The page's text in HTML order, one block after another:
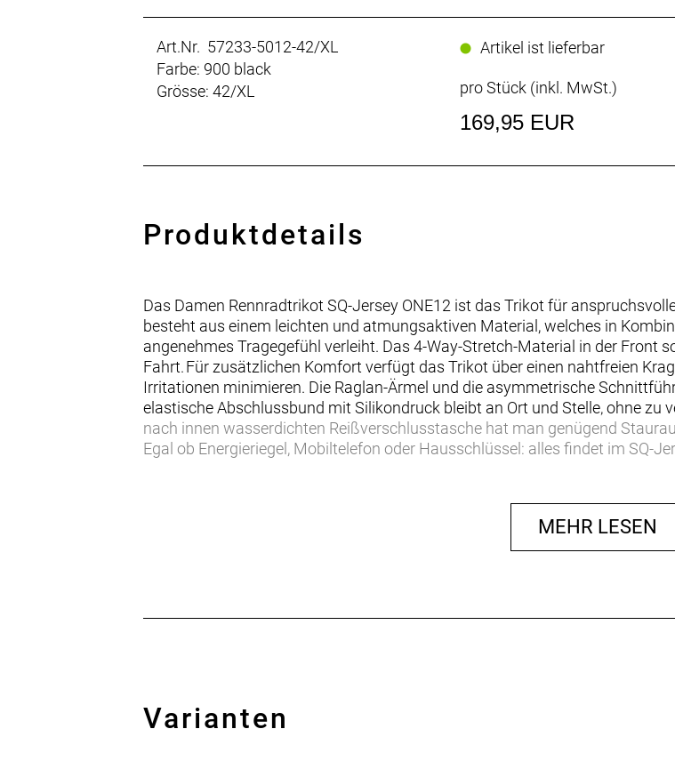
Art.Nr. 57233-5012-42/XL
Farbe: 900 black
Grösse: 42/XL
Artikel ist lieferbar
pro Stück (inkl. MwSt.)
169,95 EUR
Produktdetails
Das Damen Rennradtrikot SQ-Jersey ONE12 ist das Trikot für
besteht aus einem leichten und atmungsaktiven Material, welches in
angenehmes Tragegefühl verleiht. Das 4-Way-Stretch-Material in der Front
Fahrt. Für zusätzlichen Komfort verfügt das Trikot über einen nahtfreien
Irritationen minimieren. Die Raglan-Ärmel und die asymmetrische
elastische Abschlussbund mit Silikondruck bleibt an Ort und Stelle, ohne zu
nach innen wasserdichten Reißverschlusstasche hat man genügend
Egal ob Energieriegel, Mobiltelefon oder Hausschlüssel: alles findet im SQ-
MEHR LESEN
Varianten